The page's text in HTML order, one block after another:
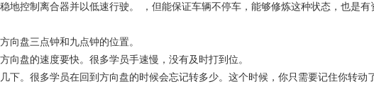
地控制离合器并以低速行驶。 ，但能保证车辆不停车，能够修炼这种状态，也是有
向盘三点钟和九点钟的位置。
盘的速度要快。很多学员手速慢，没有及时打到位。
下。很多学员在回到方向盘的时候会忘记转多少。这个时候，你只需要记住你转动